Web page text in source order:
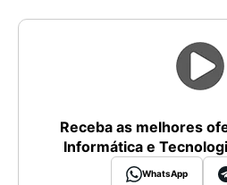
Receba as melhores
Informática e
WhatsApp